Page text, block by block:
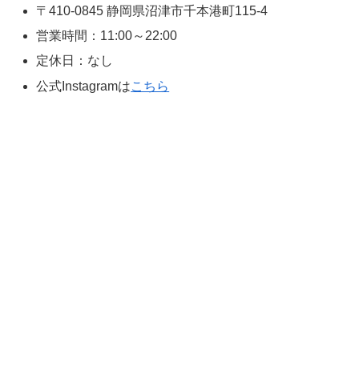
〒410-0845 静岡県沼津市千本港町115-4
営業時間：11:00～22:00
定休日：なし
公式Instagramはこちら